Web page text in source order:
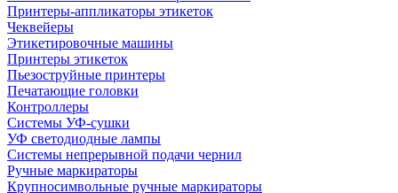
Принтеры-аппликаторы этикеток
Чеквейеры
Этикетировочные машины
Принтеры этикеток
Пьезоструйные принтеры
Печатающие головки
Контроллеры
Системы УФ-сушки
УФ светодиодные лампы
Системы непрерывной подачи чернил
Ручные маркираторы
Крупносимвольные ручные маркираторы